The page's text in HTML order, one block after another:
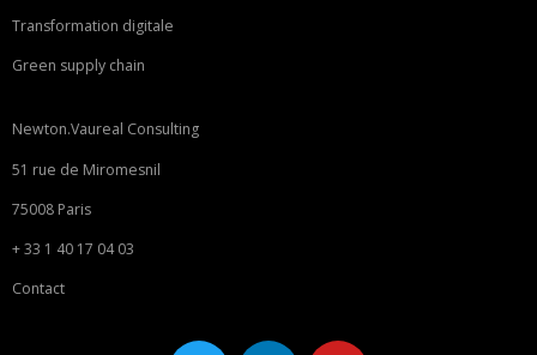
Transformation digitale
Green supply chain
Newton.Vaureal Consulting
51 rue de Miromesnil
75008 Paris
+ 33 1 40 17 04 03
Contact